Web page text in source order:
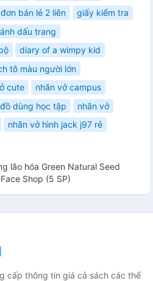
bán lẻ 2 liên
giấy kiểm tra
dấu trang
diary of a wimpy kid
tô màu người lớn
cute
nhãn vở campus
đồ dùng học tập
nhãn vở
nhãn vở hình jack j97 rẻ
lão hóa Green Natural Seed
Shop (5 SP)
cấp thông tin giá cả sách các thể